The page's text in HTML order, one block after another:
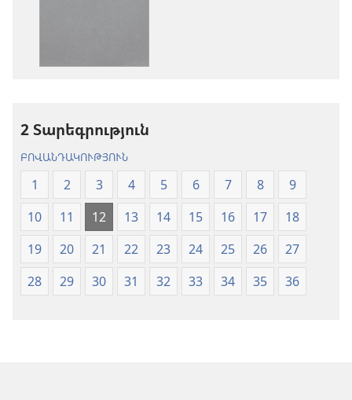
2 Տարեգրություն
ԲՈՎԱՆԴԱԿՈՒԹՅՈՒՆ
1 2 3 4 5 6 7 8
9
10
11 12 13 14 15 16 17
18
19
20 21 22 23 24 25 26
27
28
29 30 31 32 33 34 35 36